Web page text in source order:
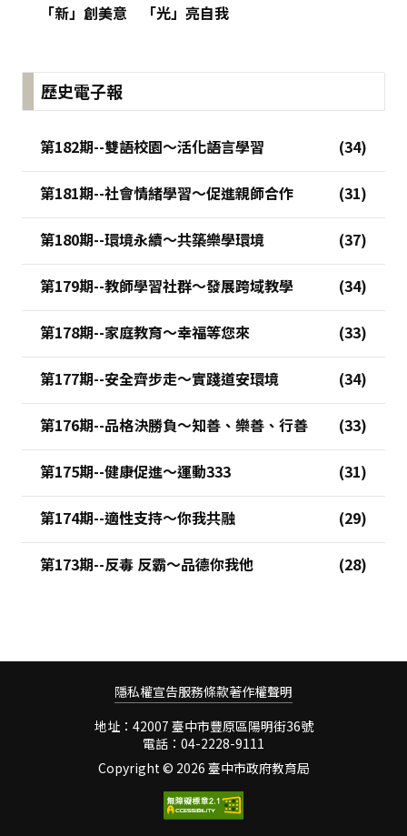
「新」創美意 「光」亮自我
歷史電子報
第182期--雙語校園～活化語言學習
第181期--社會情緒學習～促進親師合作
第180期--環境永續～共築樂學環境
第179期--教師學習社群～發展跨域教學
第178期--家庭教育～幸福等您來
第177期--安全齊步走～實踐道安環境
第176期--品格決勝負～知善、樂善、行善
第175期--健康促進～運動333
第174期--適性支持～你我共融
第173期--反毒 反霸～品德你我他
隱私權宣告服務條款著作權聲明
地址：42007 臺中市豐原區陽明街36號
電話：04-2228-9111
Copyright © 2026 臺中市政府教育局